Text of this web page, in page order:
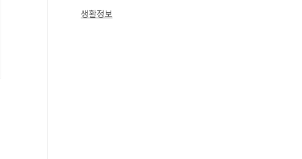
생활정보